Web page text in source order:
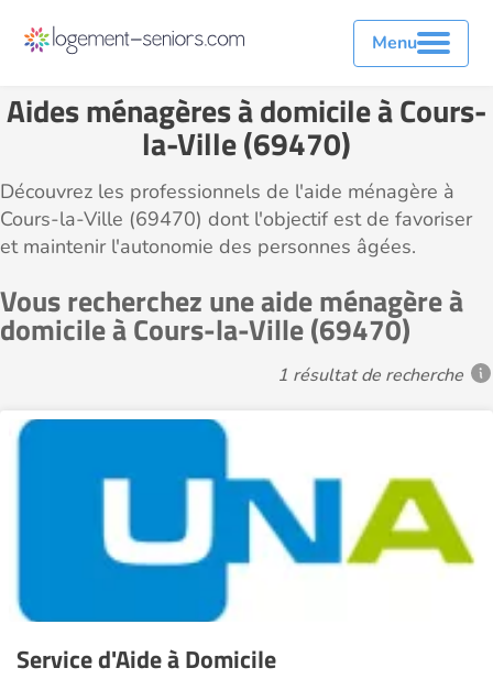
Menu
Aides ménagères à domicile à Cours-
la-Ville (69470)
Découvrez les professionnels de l'aide ménagère à
Cours-la-Ville (69470) dont l'objectif est de favoriser
et maintenir l'autonomie des personnes âgées.
Vous recherchez une aide ménagère à
domicile à Cours-la-Ville (69470)
1 résultat de recherche
Service d'Aide à Domicile